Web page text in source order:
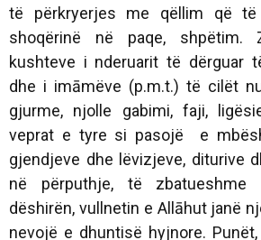
të përkryerjes me qëllim që
shoqërinë në paqe, shpëtim.
kushteve i nderuarit të dërguar
dhe i imāmëve (p.m.t.) të cilët
gjurme, njolle gabimi, faji,
veprat e tyre si pasojë e
gjendjeve dhe lëvizjeve, diturive
në përputhje, të
dëshirën, vullnetin e Allāhut janë
nevojë e dhuntisë hyjnore.